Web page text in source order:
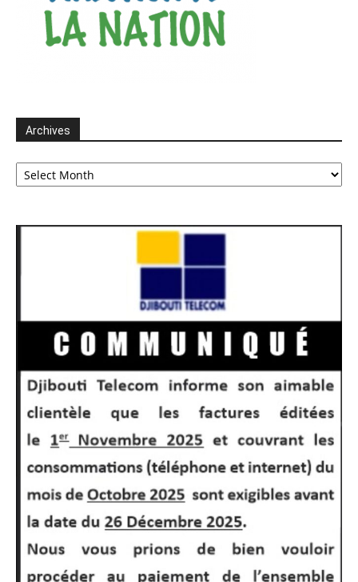
Archives
Archives